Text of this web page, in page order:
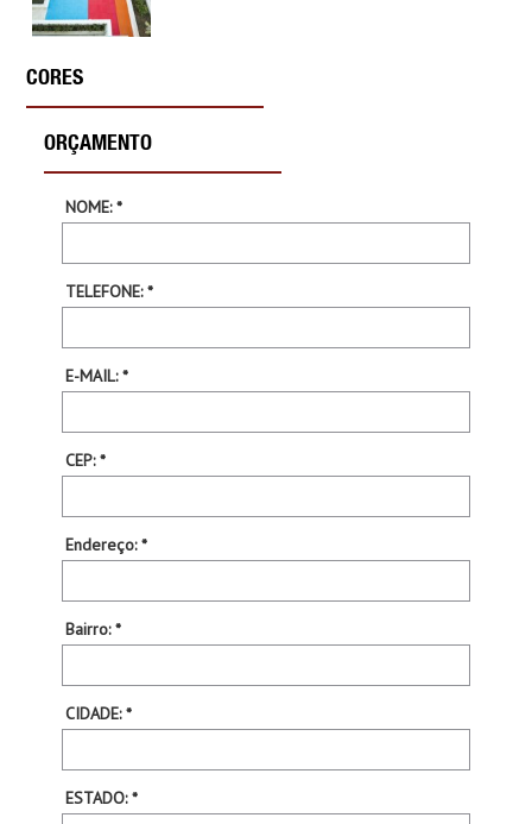
CORES
ORÇAMENTO
NOME: *
TELEFONE: *
E-MAIL: *
CEP: *
Endereço: *
Bairro: *
CIDADE: *
ESTADO: *